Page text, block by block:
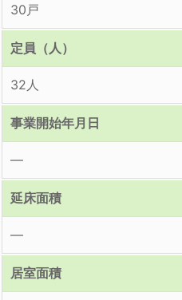
30戸
定員（人）
32人
事業開始年月日
―
延床面積
―
居室面積